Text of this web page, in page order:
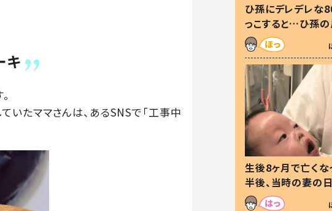
キ
たママさんは、あるSNSで「工事中
ひ孫にデレデレな
っこすると…ひ孫
した」「可愛くて仕方
生後8ヶ月で亡く
半後、当時の妻の
た本音とは